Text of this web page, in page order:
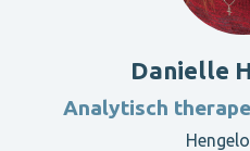
Danielle
Analytisch